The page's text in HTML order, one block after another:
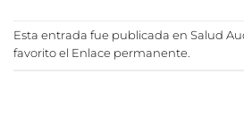
Esta entrada fue publicada en Salud
favorito el Enlace permanente.